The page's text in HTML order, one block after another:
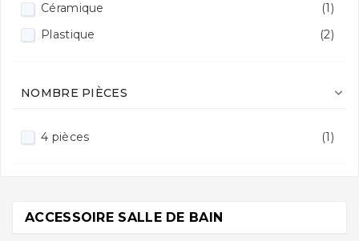
Céramique
(1)
Plastique
(2)
NOMBRE PIÈCES 
4 pièces (1)
ACCESSOIRE SALLE DE BAIN